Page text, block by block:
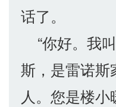
话了。
“你好。我
斯，是雷诺斯
人。您是楼小